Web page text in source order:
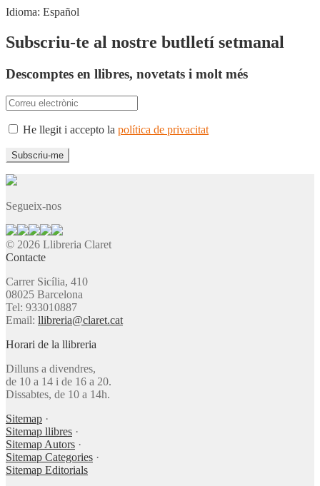
Idioma: Español
Subscriu-te al nostre butlletí setmanal
Descomptes en llibres, novetats i molt més
He llegit i accepto la política de privacitat
Segueix-nos
© 2026 Llibreria Claret
Contacte
Carrer Sicília, 410
08025 Barcelona
Tel: 933010887
Email: llibreria@claret.cat
Horari de la llibreria
Dilluns a divendres,
de 10 a 14 i de 16 a 20.
Dissabtes, de 10 a 14h.
Sitemap ·
Sitemap llibres ·
Sitemap Autors ·
Sitemap Categories ·
Sitemap Editorials